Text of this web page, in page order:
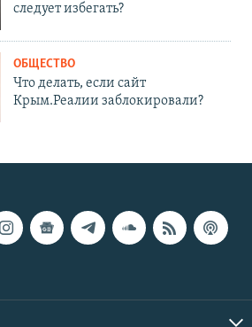
следует избегать?
ОБЩЕСТВО
Что делать, если сайт
Крым.Реалии заблокировали?